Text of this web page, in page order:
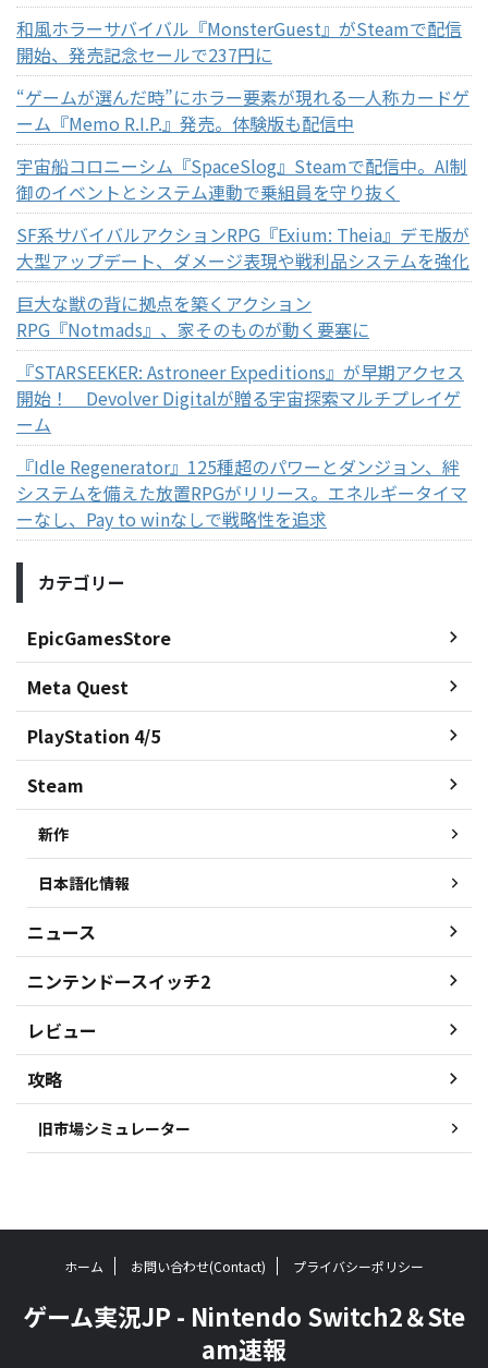
和風ホラーサバイバル『MonsterGuest』がSteamで配信
開始、発売記念セールで237円に
“ゲームが選んだ時”にホラー要素が現れる一人称カードゲ
ーム『Memo R.I.P.』発売。体験版も配信中
宇宙船コロニーシム『SpaceSlog』Steamで配信中。AI制
御のイベントとシステム連動で乗組員を守り抜く
SF系サバイバルアクションRPG『Exium: Theia』デモ版が
大型アップデート、ダメージ表現や戦利品システムを強化
巨大な獣の背に拠点を築くアクション
RPG『Notmads』、家そのものが動く要塞に
『STARSEEKER: Astroneer Expeditions』が早期アクセス
開始！ Devolver Digitalが贈る宇宙探索マルチプレイゲ
ーム
『Idle Regenerator』125種超のパワーとダンジョン、絆
システムを備えた放置RPGがリリース。エネルギータイマ
ーなし、Pay to winなしで戦略性を追求
カテゴリー
EpicGamesStore
Meta Quest
PlayStation 4/5
Steam
新作
日本語化情報
ニュース
ニンテンドースイッチ2
レビュー
攻略
旧市場シミュレーター
ホーム お問い合わせ(Contact) プライバシーポリシー
ゲーム実況JP - Nintendo Switch2＆Ste
am速報